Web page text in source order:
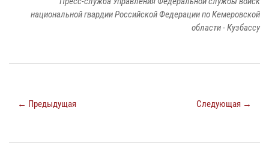
национальной гвардии Российской Федерации по Кемеровской
области - Кузбассу
← Предыдущая Следующая →